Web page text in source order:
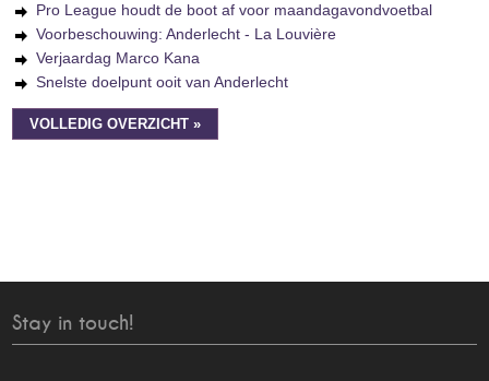
Pro League houdt de boot af voor maandagavondvoetbal
Voorbeschouwing: Anderlecht - La Louvière
Verjaardag Marco Kana
Snelste doelpunt ooit van Anderlecht
VOLLEDIG OVERZICHT »
Stay in touch!